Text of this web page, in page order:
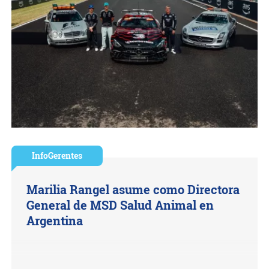
InfoGerentes
Marilia Rangel asume como Directora
General de MSD Salud Animal en
Argentina